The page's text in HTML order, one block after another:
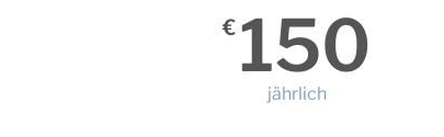
€ 150
jährlich